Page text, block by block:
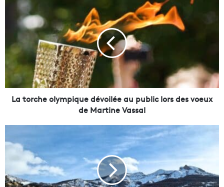
h
o
i
e
d
La torche olympique dévoilée au public lors des voeux
de Martine Vassal
a
'
A